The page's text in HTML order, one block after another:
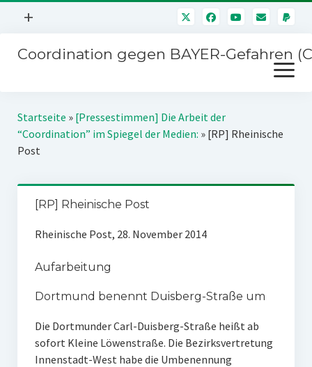
Menü
+
Mitmachen
Über uns
Kontakt
Impressum
Störfälle
Coordination gegen BAYER-Gefahren
Menü
öffnen
Kampagnen
Jahrestagung
SPENDEN
Startseite » [Pressestimmen] Die Arbeit der
“Coordination” im Spiegel der Medien: » [RP] Rheinische
Post
[RP] Rheinische Post
Rheinische Post, 28. November 2014
Aufarbeitung
Dortmund benennt Duisberg-Straße um
Die Dortmunder Carl-Duisberg-Straße heißt ab
sofort Kleine Löwenstraße. Die Bezirksvertretung
Innenstadt-West habe die Umbenennung